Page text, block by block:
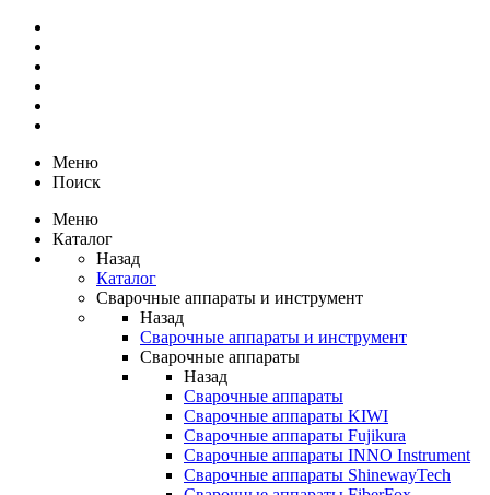
Меню
Поиск
Меню
Каталог
Назад
Каталог
Сварочные аппараты и инструмент
Назад
Сварочные аппараты и инструмент
Сварочные аппараты
Назад
Сварочные аппараты
Сварочные аппараты KIWI
Сварочные аппараты Fujikura
Сварочные аппараты INNO Instrument
Сварочные аппараты ShinewayTech